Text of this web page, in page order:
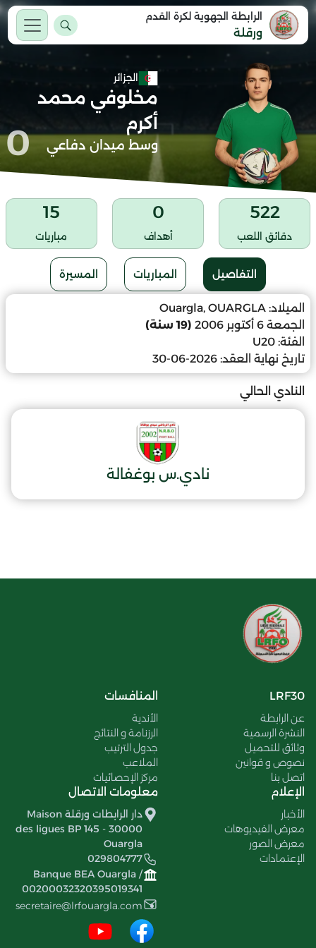
الرابطة الجهوية لكرة القدم
ورقلة
الجزائر
مخلوفي محمد
أكرم
وسط ميدان دفاعي 0
522
دقائق اللعب
0
أهداف
15
مباريات
التفاصيل المباريات المسيرة
الميلاد: Ouargla, OUARGLA
الجمعة 6 أكتوبر 2006
(19 سنة)
الفئة: U20
تاريخ نهاية العقد: 2026-06-30
النادي الحالي
نادي.س بوغفالة
LRF30
عن الرابطة
النشرة الرسمية
وثائق للتحميل
نصوص و قوانين
اتصل بنا
المنافسات
الأندية
الرزنامة و النتائج
جدول الترتيب
الملاعب
مركز الإحصائيات
الإعلام
الأخبار
معرض الفيديوهات
معرض الصور
الإعتمادات
معلومات الاتصال
دار الرابطات ورقلة Maison
des ligues BP 145 - 30000
Ouargla
029804777
Banque BEA Ouargla /
00200032320395019341
secretaire@lrfouargla.com